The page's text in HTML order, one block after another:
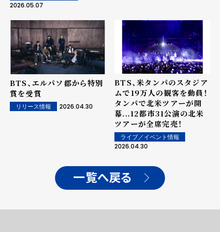
2026.05.07
BTS、エルパソ郡から特別
賞を受賞
リリース情報 2026.04.30
BTS、米タンパのスタジア
ムで19万人の観客を動員！
タンパで北米ツアーが開
幕...12都市31公演の北米
ツアーが全席完売！
ライブ／イベント情報
2026.04.30
一覧へ戻る